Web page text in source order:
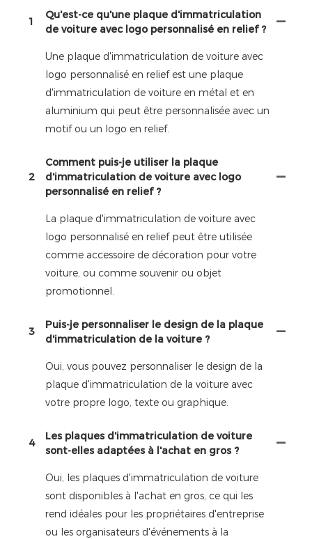
1
Qu'est-ce qu'une plaque d'immatriculation
de voiture avec logo personnalisé en relief ?
Une plaque d'immatriculation de voiture avec
logo personnalisé en relief est une plaque
d'immatriculation de voiture en métal et en
aluminium qui peut être personnalisée avec un
motif ou un logo en relief.
2
Comment puis-je utiliser la plaque
d'immatriculation de voiture avec logo
personnalisé en relief ?
La plaque d'immatriculation de voiture avec
logo personnalisé en relief peut être utilisée
comme accessoire de décoration pour votre
voiture, ou comme souvenir ou objet
promotionnel.
3
Puis-je personnaliser le design de la plaque
d'immatriculation de la voiture ?
Oui, vous pouvez personnaliser le design de la
plaque d'immatriculation de la voiture avec
votre propre logo, texte ou graphique.
4
Les plaques d'immatriculation de voiture
sont-elles adaptées à l'achat en gros ?
Oui, les plaques d'immatriculation de voiture
sont disponibles à l'achat en gros, ce qui les
rend idéales pour les propriétaires d'entreprise
ou les organisateurs d'événements à la